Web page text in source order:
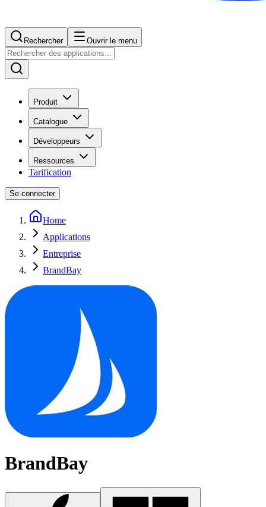
Rechercher Ouvrir le menu
Produit
Catalogue
Développeurs
Ressources
Tarification
Se connecter
Home
Applications
Entreprise
BrandBay
BrandBay